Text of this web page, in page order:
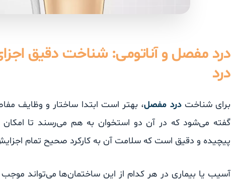
درد مفصل و آناتومی: شناخت دقیق
درد
برای شناختدرد مفصل، بهتر است ابتدا ساختار و وظایف
گفته می‌شود که در آن دو استخوان به هم می‌رسند تا
پیچیده و دقیق است که سلامت آن به کارکرد صحیح تمام
آسیب یا بیماری در هر کدام از این ساختمان‌ها می‌تواند